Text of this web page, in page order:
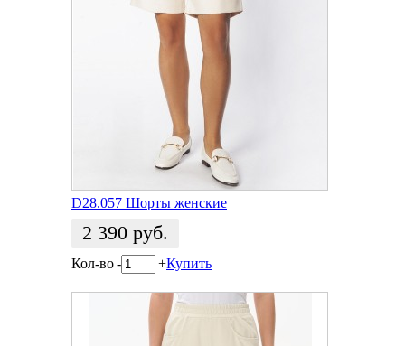
D28.057 Шорты женские
2 390 руб.
Кол-во- +Купить